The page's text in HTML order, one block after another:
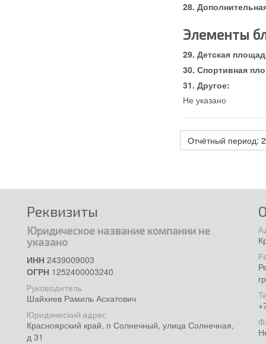
Элементы
Детская
Спортивная
Другое:
Не указано
Отчётный период:
Реквизиты
Юридическое название компании не
указано
ИНН 2439009003
ОГРН 1252400003240
Руководитель
Шайхиев Рамиль Асхатович
Юридический адрес
Красноярский край, п Солнечный, улица Солнечная,
д 31